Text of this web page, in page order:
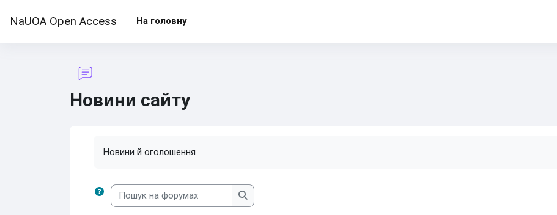
NaUOA Open Access На головну
Новини сайту
Новини й оголошення
Пошук на форумах
Пошук на форумах